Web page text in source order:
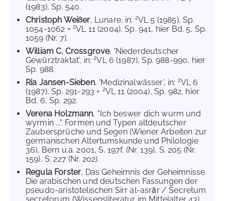
(1983), Sp. 540.
Christoph Weißer, Lunare, in: 2VL 5 (1985), Sp.
1054-1062 + 2VL 11 (2004), Sp. 941, hier Bd. 5, Sp.
1059 (Nr. 7).
William C. Crossgrove, 'Niederdeutscher
Gewürztraktat', in:2VL 6 (1987), Sp. 988-990, hier
Sp. 988.
Ria Jansen-Sieben, 'Medizinalwässer', in: 2VL 6
(1987), Sp. 291-293 + 2VL 11 (2004), Sp. 982, hier
Bd. 6, Sp. 292.
Verena Holzmann, "Ich beswer dich wurm und
wyrmin ...". Formen und Typen altdeutscher
Zaubersprüche und Segen (Wiener Arbeiten zur
germanischen Altertumskunde und Philologie
36), Bern u.a. 2001, S. 197f. (Nr. 139), S. 205 (Nr.
159), S. 227 (Nr. 202).
Regula Forster, Das Geheimnis der Geheimnisse.
Die arabischen und deutschen Fassungen der
pseudo-aristotelischen Sirr al-asrār / Secretum